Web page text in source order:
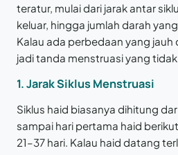
teratur, mulai dari jarak antar
keluar, hingga jumlah darah
Kalau ada perbedaan yang jauh
jadi tanda menstruasi yang
1. Jarak Siklus Menstruasi
Siklus haid biasanya dihitung
sampai hari pertama haid
21–37 hari. Kalau haid datang